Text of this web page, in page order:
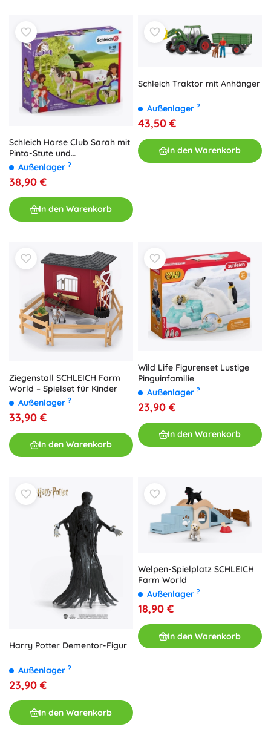
Schleich Horse Club Sarah mit
Pinto-Stute und
Campingausrüstung
Außenlager ?
38,90 €
In den Warenkorb
Schleich Traktor mit Anhänger
Außenlager ?
43,50 €
In den Warenkorb
Ziegenstall SCHLEICH Farm
World – Spielset für Kinder
Außenlager ?
33,90 €
In den Warenkorb
Wild Life Figurenset Lustige
Pinguinfamilie
Außenlager ?
23,90 €
In den Warenkorb
Harry Potter Dementor-Figur
Außenlager ?
23,90 €
In den Warenkorb
Welpen-Spielplatz SCHLEICH
Farm World
Außenlager ?
18,90 €
In den Warenkorb